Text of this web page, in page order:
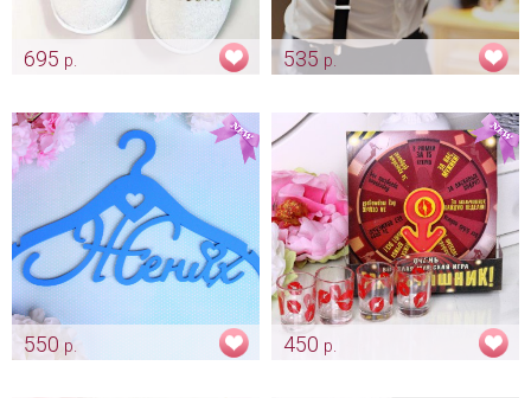
695 р.
Арт: gr_0022
535 р.
Арт: gr_0052
550 р.
450 р.